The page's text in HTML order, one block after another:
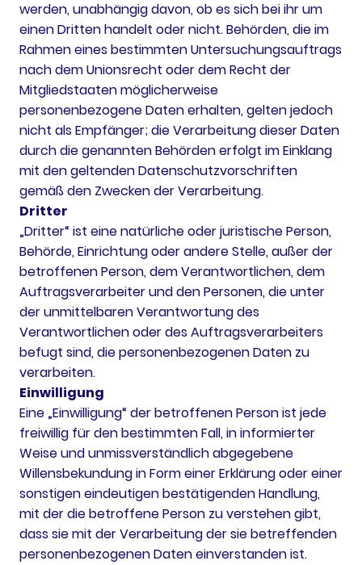
werden, unabhängig davon, ob es sich bei ihr um
einen Dritten handelt oder nicht. Behörden, die im
Rahmen eines bestimmten Untersuchungsauftrags
nach dem Unionsrecht oder dem Recht der
Mitgliedstaaten möglicherweise
personenbezogene Daten erhalten, gelten jedoch
nicht als Empfänger; die Verarbeitung dieser Daten
durch die genannten Behörden erfolgt im Einklang
mit den geltenden Datenschutzvorschriften
gemäß den Zwecken der Verarbeitung.
Dritter
„Dritter“ ist eine natürliche oder juristische Person,
Behörde, Einrichtung oder andere Stelle, außer der
betroffenen Person, dem Verantwortlichen, dem
Auftragsverarbeiter und den Personen, die unter
der unmittelbaren Verantwortung des
Verantwortlichen oder des Auftragsverarbeiters
befugt sind, die personenbezogenen Daten zu
verarbeiten.
Einwilligung
Eine „Einwilligung“ der betroffenen Person ist jede
freiwillig für den bestimmten Fall, in informierter
Weise und unmissverständlich abgegebene
Willensbekundung in Form einer Erklärung oder einer
sonstigen eindeutigen bestätigenden Handlung,
mit der die betroffene Person zu verstehen gibt,
dass sie mit der Verarbeitung der sie betreffenden
personenbezogenen Daten einverstanden ist.